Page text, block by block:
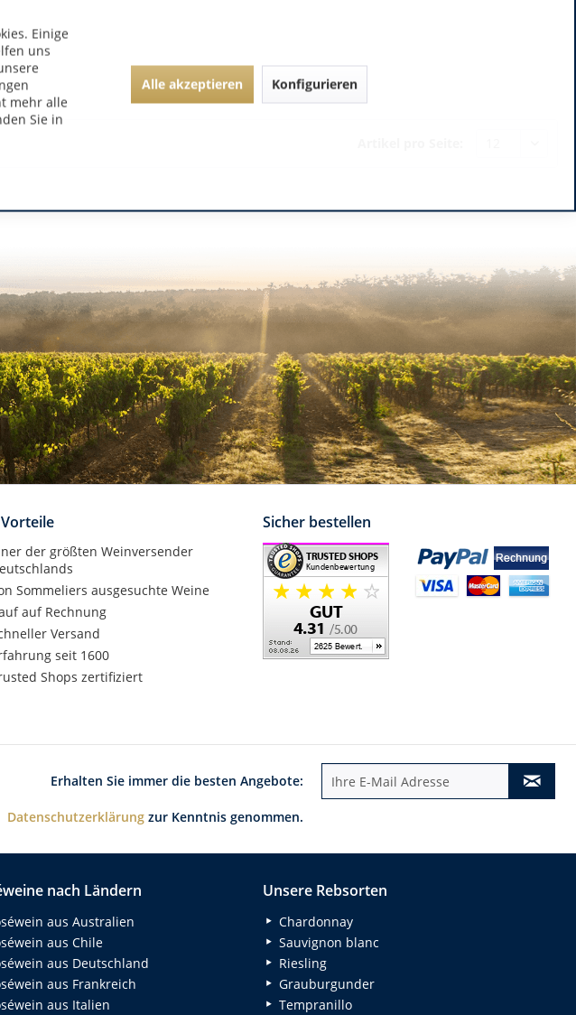
der größten Weinversender
Sommeliers ausgesuchte Weine
auf Rechnung
Versand
seit 1600
Shops zertifiziert
Sicher bestellen
Erhalten Sie immer die besten Angebote:
Datenschutzerklärung zur Kenntnis genommen.
nach Ländern
aus Australien
aus Chile
aus Deutschland
aus Frankreich
aus Italien
Unsere Rebsorten
Chardonnay
Sauvignon blanc
Riesling
Grauburgunder
Tempranillo
Einige
uns
mehr alle
Sie in
Alle akzeptieren Konfigurieren